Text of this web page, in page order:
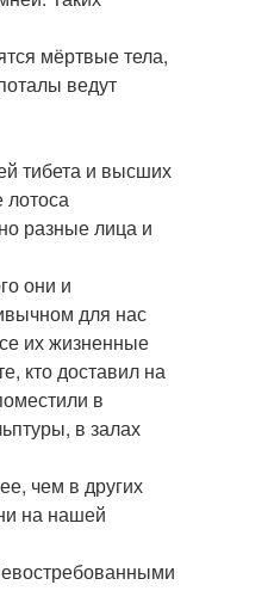
мёртвые тела,
ведут
тибета и высших
лотоса
разные лица и
они и
для нас
их жизненные
кто доставил на
в
в залах
чем в других
на нашей